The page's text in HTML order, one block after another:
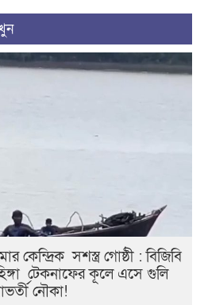
কেন্দ্রিক সশস্ত্র গোষ্ঠী : বিজিবি
টেকনাফের কূলে এসে গুলি
নৌকা!